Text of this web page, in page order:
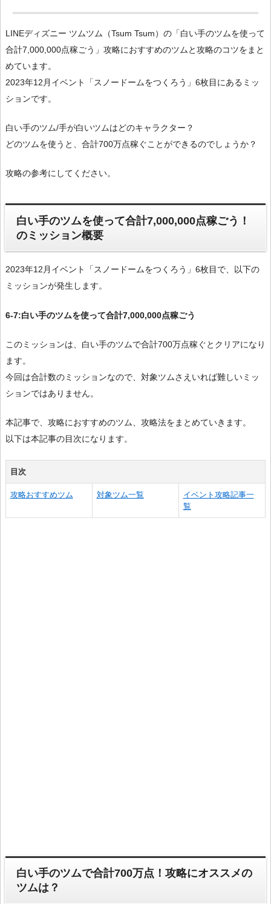
LINEディズニー ツムツム（Tsum Tsum）の「白い手のツムを使って
合計7,000,000点稼ごう」攻略におすすめのツムと攻略のコツをまと
めています。
2023年12月イベント「スノードームをつくろう」6枚目にあるミッ
ションです。
白い手のツム/手が白いツムはどのキャラクター？
どのツムを使うと、合計700万点稼ぐことができるのでしょうか？
攻略の参考にしてください。
白い手のツムを使って合計7,000,000点稼ごう！
のミッション概要
2023年12月イベント「スノードームをつくろう」6枚目で、以下の
ミッションが発生します。
6-7:白い手のツムを使って合計7,000,000点稼ごう
このミッションは、白い手のツムで合計700万点稼ぐとクリアになり
ます。
今回は合計数のミッションなので、対象ツムさえいれば難しいミッ
ションではありません。
本記事で、攻略におすすめのツム、攻略法をまとめていきます。
以下は本記事の目次になります。
目次
攻略おすすめツム 対象ツム一覧
イベント攻略記事一
覧
白い手のツムで合計700万点！攻略にオススメの
ツムは？